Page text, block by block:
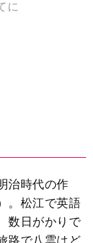
に
治時代の作
。松江で英語
数日がかりで
路で八雲はど